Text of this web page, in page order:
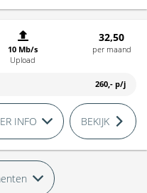
10 Mb/s
Upload
32,50
per maand
260,- p/j
INFO BEKIJK